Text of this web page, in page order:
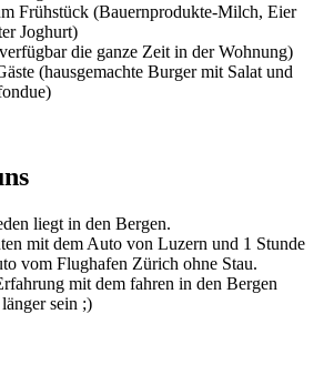
Frühstück (Bauernprodukte-Milch, Eier
Joghurt)
die ganze Zeit in der Wohnung)
(hausgemachte Burger mit Salat und
liegt in den Bergen.
mit dem Auto von Luzern und 1 Stunde
vom Flughafen Zürich ohne Stau.
mit dem fahren in den Bergen
sein ;)